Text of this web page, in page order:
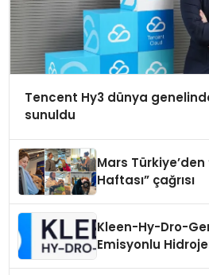
Tencent Hy3 dünya
sunuldu
Mars
Haftası” çağrısı
Kleen-Hy-Dro-
Emisyonlu